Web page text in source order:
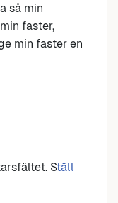
så min
faster,
min faster en
Ställ